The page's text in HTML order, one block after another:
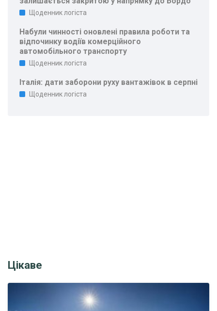
Щоденник логіста
Набули чинності оновлені правила роботи та
відпочинку водіїв комерційного
автомобільного транспорту
Щоденник логіста
Італія: дати заборони руху вантажівок в серпні
Щоденник логіста
Цікаве